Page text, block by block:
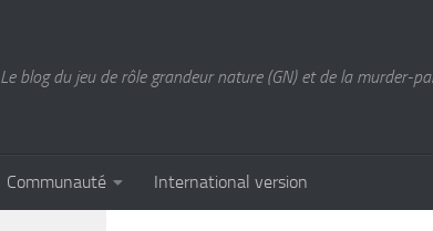
Le blog du jeu de rôle grandeur nature (GN) et de la murder-
Communauté International version